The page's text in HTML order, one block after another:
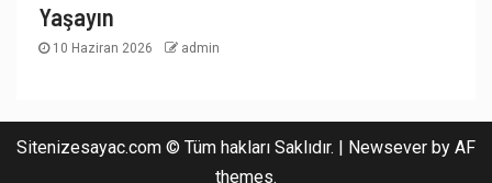
Yaşayın
10 Haziran 2026 admin
Sitenizesayac.com © Tüm hakları Saklıdır. | Newsever by AF
themes.